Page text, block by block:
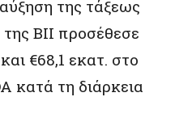
της τάξεως
της BII προσέθεσε
€68,1 εκατ. στο
κατά τη διάρκεια